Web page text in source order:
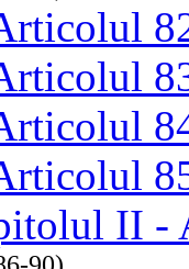
II -